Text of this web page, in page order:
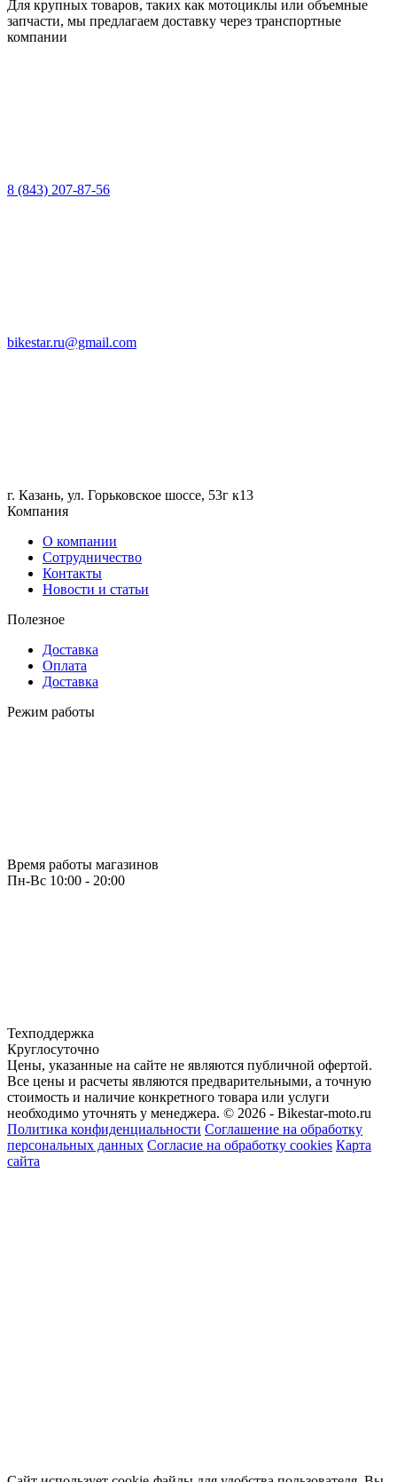
Для крупных товаров, таких как мотоциклы или объемные
запчасти, мы предлагаем доставку через транспортные
компании
8 (843) 207-87-56
bikestar.ru@gmail.com
г. Казань, ул. Горьковское шоссе, 53г к13
Компания
О компании
Сотрудничество
Контакты
Новости и статьи
Полезное
Доставка
Оплата
Доставка
Режим работы
Время работы магазинов
Пн-Вс 10:00 - 20:00
Техподдержка
Круглосуточно
Цены, указанные на сайте не являются публичной офертой.
Все цены и расчеты являются предварительными, а точную
стоимость и наличие конкретного товара или услуги
необходимо уточнять у менеджера. © 2026 - Bikestar-moto.ru
Политика конфиденциальности Соглашение на обработку
персональных данных Согласие на обработку cookies Карта
сайта